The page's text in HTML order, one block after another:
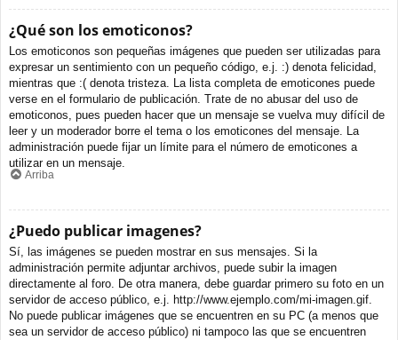
¿Qué son los emoticonos?
Los emoticonos son pequeñas imágenes que pueden ser utilizadas para
expresar un sentimiento con un pequeño código, e.j. :) denota felicidad,
mientras que :( denota tristeza. La lista completa de emoticones puede
verse en el formulario de publicación. Trate de no abusar del uso de
emoticonos, pues pueden hacer que un mensaje se vuelva muy difícil de
leer y un moderador borre el tema o los emoticones del mensaje. La
administración puede fijar un límite para el número de emoticones a
utilizar en un mensaje.
Arriba
¿Puedo publicar imagenes?
Sí, las imágenes se pueden mostrar en sus mensajes. Si la
administración permite adjuntar archivos, puede subir la imagen
directamente al foro. De otra manera, debe guardar primero su foto en un
servidor de acceso público, e.j. http://www.ejemplo.com/mi-imagen.gif.
No puede publicar imágenes que se encuentren en su PC (a menos que
sea un servidor de acceso público) ni tampoco las que se encuentren